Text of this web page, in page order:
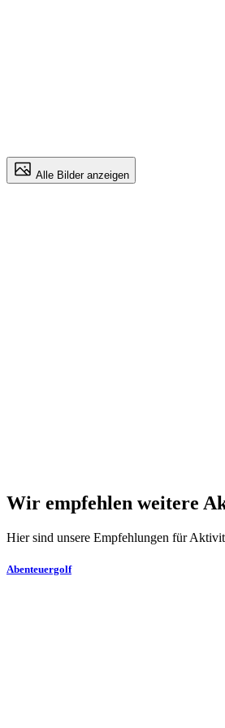
Alle Bilder anzeigen
Wir empfehlen weitere
Hier sind unsere Empfehlungen für
Abenteuergolf